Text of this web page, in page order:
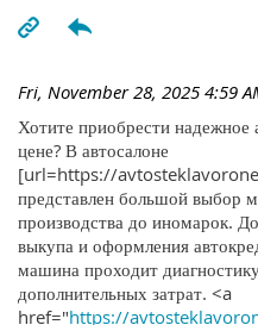
Fri, November 28, 2025 4:59
Хотите приобрести
цене? В автосалоне
[url=https://
представлен большой выбор
производства до иномарок.
выкупа и оформления
машина проходит
дополнительных затрат. <a
href="https://